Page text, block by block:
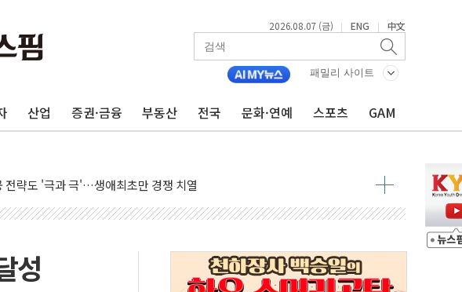
2026.08.07 (금) | ENG | 中文
패밀리 사이트
산업 증권·금융 부동산 전국 문화·연예 스포츠 GAM
글 역풍에 "정부정책 아냐" 해명
지나...경북동해안권 8~9일 최대 100mm 호우
만원…써밋 클라비온 59㎡ 18억원대
4000달러대 횡보…고래·ETF 매수에도 고유가·금리·입법 지연 '삼중 부담'
지속, 강보합 마감...석유·가스주 올랐지만 빈그룹이 상쇄
사우디 동시 공격… 위기 고조되는 또 다른 중동 화약고
들도 특별식으로 여름나기 [뉴스핌 줌인]
성